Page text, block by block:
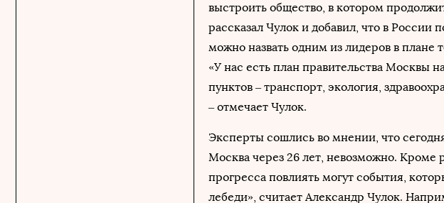
выстроить общество, в котором
рассказал Чулок и добавил, что в
можно назвать одним из лидеров в плане
«У нас есть план правительства Москвы
пунктов – транспорт, экология,
– отмечает Чулок.
Эксперты сошлись во мнении, что
Москва через 26 лет, невозможно. Кроме
прогресса повлиять могут события,
лебеди», считает Александр Чулок.